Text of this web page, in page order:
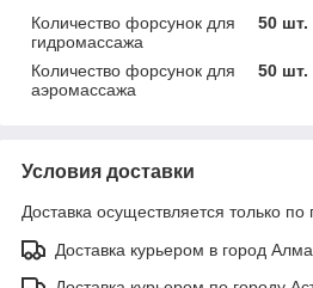
Количество форсунок для
гидромассажа
50 шт.
Количество форсунок для
аэромассажа
50 шт.
Условия доставки
Доставка осуществляется только по
Доставка курьером в город